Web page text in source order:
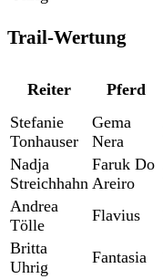
Trail-Wertung
Reiter Pferd
Stefanie
Tonhauser
Gema
Nera
Nadja
Streichhahn
Faruk Do
Areiro
Andrea
Tölle
Flavius
Britta
Uhrig
Fantasia